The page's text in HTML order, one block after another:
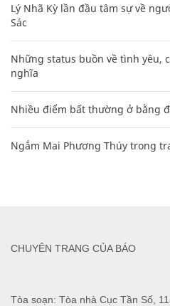
Lý Nhã Kỳ lần đầu tâm sự về
Sác
Những status buồn về tình yêu,
nghĩa
Nhiều điểm bất thường ở bằng
Ngắm Mai Phương Thúy trong
Tòa soạn: Tòa nhà Cục Tần Số,
CHUYÊN TRANG CỦA BÁO